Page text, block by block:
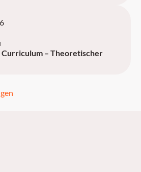
– Theoretischer